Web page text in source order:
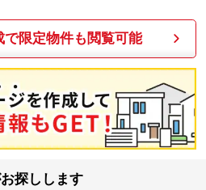
で限定物件も閲覧可能
探しします